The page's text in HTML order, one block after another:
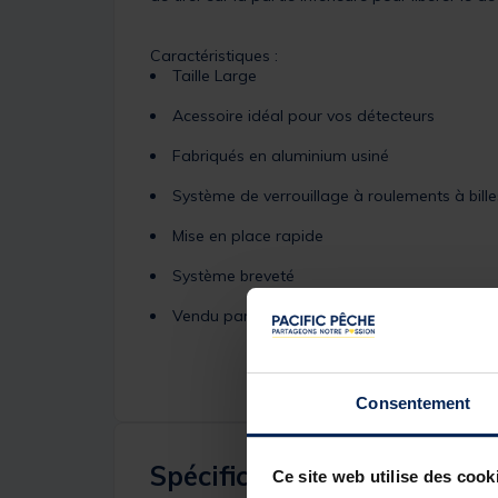
Consentement
Ce site web utilise des
Caractéristiques :
Taille Large
Acessoire idéal pour vos détecteurs
Fabriqués en aluminium usiné
Système de verrouillage à roulements à
Mise en place rapide
Système breveté
Vendu par 3
Spécifications